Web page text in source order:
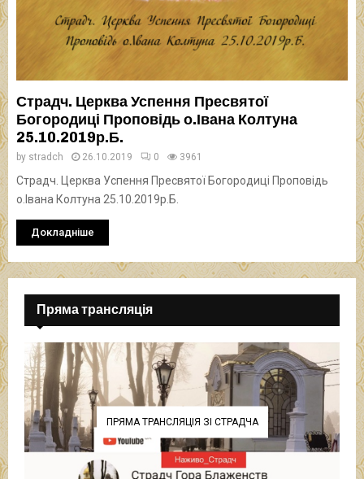
Страдч. Церква Успення Пресвятої
Богородиці Проповідь о.Івана Колтуна
25.10.2019р.Б.
by stradch 26.10.2019 0 3961
Страдч. Церква Успення Пресвятої Богородиці Проповідь
о.Івана Колтуна 25.10.2019р.Б.
Докладніше
Пряма трансляція
ПРЯМА ТРАНСЛЯЦІЯ ЗІ СТРАДЧА